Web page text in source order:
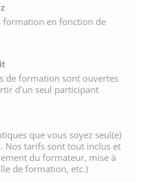
formation en fonction de
de formation sont ouvertes
d’un seul participant
que vous soyez seul(e)
Nos tarifs sont tout inclus et
du formateur, mise à
de formation, etc.)